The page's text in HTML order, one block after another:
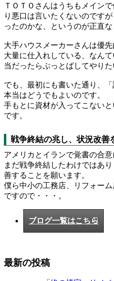
ＴＯＴＯさんはうちもメイン
り悪口は言いたくないのです
ったのかな、というのが正直な
大手ハウスメーカーさんは優
大量に仕入れしている、なん
当だったらぶっとばしてやりた
でも、最初にも書いた通り、
本当はどうでもよいのです。
手もとに資材が入ってこない
です。
戦争終結の兆し、状況改善
アメリカとイランで覚書の合意
まだ戦争終結したわけではあ
善することを願います。
僕ら中小の工務店、リフォー
ですので・・・。
ブログ一覧はこちら
最新の投稿